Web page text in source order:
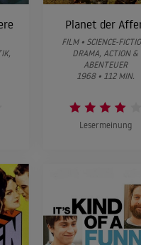
Planet der
FILM • SCIENCE-
DRAMA, ACTION &
ABENTEUER
1968 • 112 MIN.
Lesermeinung